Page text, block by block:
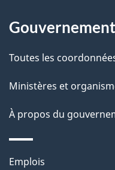
d
e
p
a
site
Toutes les
Ministères et
À propos du
Thèmes
Emplois